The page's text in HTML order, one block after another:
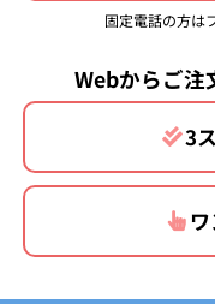
固定電話の方は
Webからご注
3